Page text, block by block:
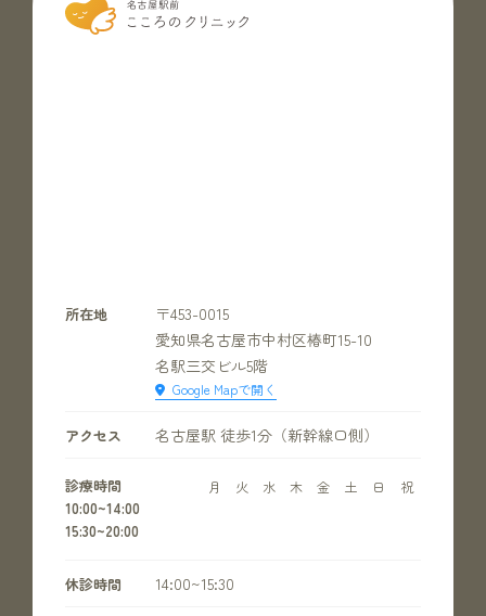
所在地
〒453-0015
愛知県名古屋市中村区椿町15-10
名駅三交ビル5階
Google Mapで開く
アクセス 名古屋駅 徒歩1分（新幹線口側）
診療時間 月 火 水 木 金 土 日 祝
10:00~14:00
15:30~20:00
休診時間 14:00~15:30